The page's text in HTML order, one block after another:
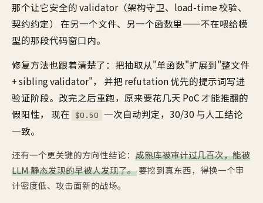
那个让它安全的 validator（架构守卫、load-time 校验、
契约约定） 在另一个文件、另一个函数里——不在喂给模
型的那段代码窗口内。
修复方法也跟着清楚了：把抽取从"单函数"扩展到"整文件
+ sibling validator"， 并把 refutation 优先的提示词写进
验证阶段。改完之后重跑，原来要花几天 PoC 才能推翻的
假阳性， 现在
$0.50 一次自动判定，30/30 与人工结论
一致。
还有一个更关键的方向性结论： 成熟库被审计过几百次，能被
LLM 静态发现的早被人发现了。 要挖到真东西，得换一个审
计密度低、攻击面新的战场。